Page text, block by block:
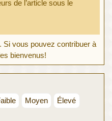
de l’article sous le
Si vous pouvez contribuer à
bienvenus!
Moyen
Élevé